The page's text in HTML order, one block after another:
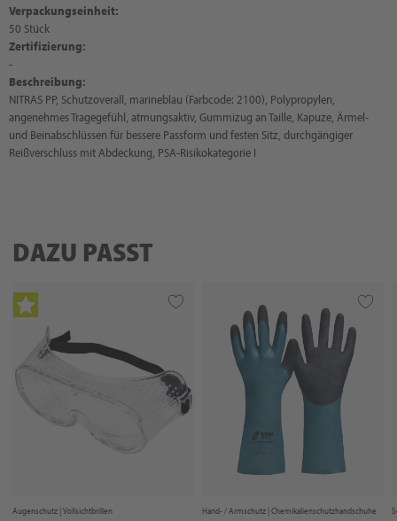
Verpackungseinheit:
50 Stück
Zertifizierung:
-
Beschreibung:
NITRAS PP, Schutzoverall, marineblau (Farbcode: 2100), Polypropylen,
angenehmes Tragegefühl, atmungsaktiv, Gummizug an Taille, Kapuze, Ärmel-
und Beinabschlüssen für bessere Passform und festen Sitz, durchgängiger
Reißverschluss mit Abdeckung, PSA-Risikokategorie I
DAZU PASST
Augenschutz |Vollsichtbrillen Hand- / Armschutz |Chemikalienschutzhandschuhe